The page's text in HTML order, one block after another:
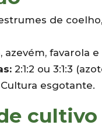
de
azevém, favarola
2:1:2 ou 3:1:3
Cultura esgotante.
cultivo